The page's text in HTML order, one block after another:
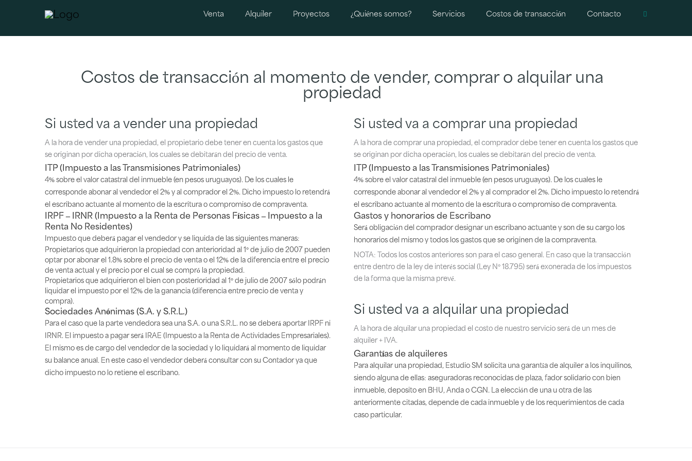
Venta Alquiler Proyectos ¿Quiénes somos? Servicios Costos de transacción Contacto
Costos de transacción al momento de vender, comprar o alquilar una
propiedad
Si usted va a vender una propiedad
A la hora de vender una propiedad, el propietario debe tener en cuenta los gastos que
se originan por dicha operación, los cuales se debitarán del precio de venta.
ITP (Impuesto a las Transmisiones Patrimoniales)
4% sobre el valor catastral del inmueble (en pesos uruguayos). De los cuales le
corresponde abonar al vendedor el 2% y al comprador el 2%. Dicho impuesto lo retendrá
el escribano actuante al momento de la escritura o compromiso de compraventa.
IRPF – IRNR (Impuesto a la Renta de Personas Físicas – Impuesto a la
Renta No Residentes)
Impuesto que deberá pagar el vendedor y se liquida de las siguientes maneras:
Propietarios que adquirieron la propiedad con anterioridad al 1° de julio de 2007 pueden
optar por abonar el 1.8% sobre el precio de venta o el 12% de la diferencia entre el precio
de venta actual y el precio por el cual se compró la propiedad.
Propietarios que adquirieron el bien con posterioridad al 1° de julio de 2007 sólo podrán
liquidar el impuesto por el 12% de la ganancia (diferencia entre precio de venta y
compra).
Sociedades Anónimas (S.A. y S.R.L.)
Para el caso que la parte vendedora sea una S.A. o una S.R.L. no se deberá aportar IRPF ni
IRNR. El impuesto a pagar será IRAE (Impuesto a la Renta de Actividades Empresariales).
El mismo es de cargo del vendedor de la sociedad y lo liquidará al momento de liquidar
su balance anual. En este caso el vendedor deberá consultar con su Contador ya que
dicho impuesto no lo retiene el escribano.
Si usted va a comprar una propiedad
A la hora de comprar una propiedad, el comprador debe tener en cuenta los gastos que
se originan por dicha operación, los cuales se debitarán del precio de venta.
ITP (Impuesto a las Transmisiones Patrimoniales)
4% sobre el valor catastral del inmueble (en pesos uruguayos). De los cuales le
corresponde abonar al vendedor el 2% y al comprador el 2%. Dicho impuesto lo retendrá
el escribano actuante al momento de la escritura o compromiso de compraventa.
Gastos y honorarios de Escribano
Será obligación del comprador designar un escribano actuante y son de su cargo los
honorarios del mismo y todos los gastos que se originen de la compraventa.
NOTA: Todos los costos anteriores son para el caso general. En caso que la transacción
entre dentro de la ley de interés social (Ley N° 18.795) será exonerada de los impuestos
de la forma que la misma prevé.
Si usted va a alquilar una propiedad
A la hora de alquilar una propiedad el costo de nuestro servicio será de un mes de
alquiler + IVA.
Garantías de alquileres
Para alquilar una propiedad, Estudio SM solicita una garantía de alquiler a los inquilinos,
siendo alguna de ellas: aseguradoras reconocidas de plaza, fiador solidario con bien
inmueble, deposito en BHU, Anda o CGN. La elección de una u otra de las
anteriormente citadas, depende de cada inmueble y de los requerimientos de cada
caso particular.